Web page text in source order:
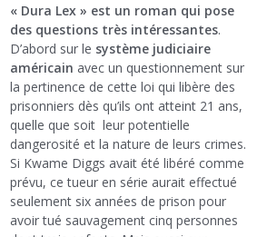
« Dura Lex » est un roman qui pose
des questions très intéressantes.
D’abord sur le système judiciaire
américain avec un questionnement sur
la pertinence de cette loi qui libère des
prisonniers dès qu’ils ont atteint 21 ans,
quelle que soit leur potentielle
dangerosité et la nature de leurs crimes.
Si Kwame Diggs avait été libéré comme
prévu, ce tueur en série aurait effectué
seulement six années de prison pour
avoir tué sauvagement cinq personnes